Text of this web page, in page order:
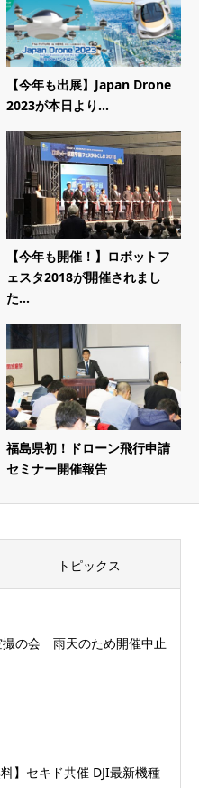
【今年も出展】Japan Drone
2023が本日より...
【今年も開催！】ロボットフ
ェスタ2018が開催されまし
た...
福島県初！ドローン飛行申請
セミナー開催報告
トピックス
撮の会 雨天のため開催中止
料】セキド共催 DJI最新機種